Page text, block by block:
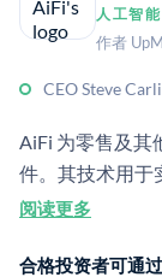
人工智
作者
CEO Steve
AiFi 为零售及其
件。其技术用于
营。
阅读更多
合格投资者可通